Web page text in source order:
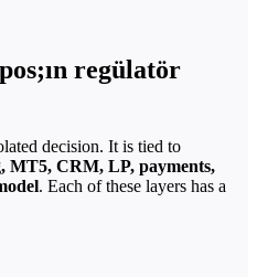
regülatör
decision. It is tied to
MT5, CRM, LP, payments,
. Each of these layers has a